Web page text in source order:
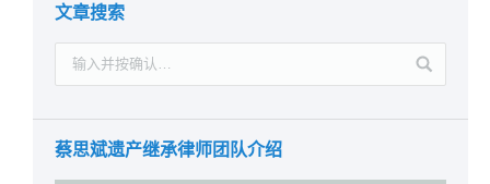
文章搜索
蔡思斌遗产继承律师团队介绍